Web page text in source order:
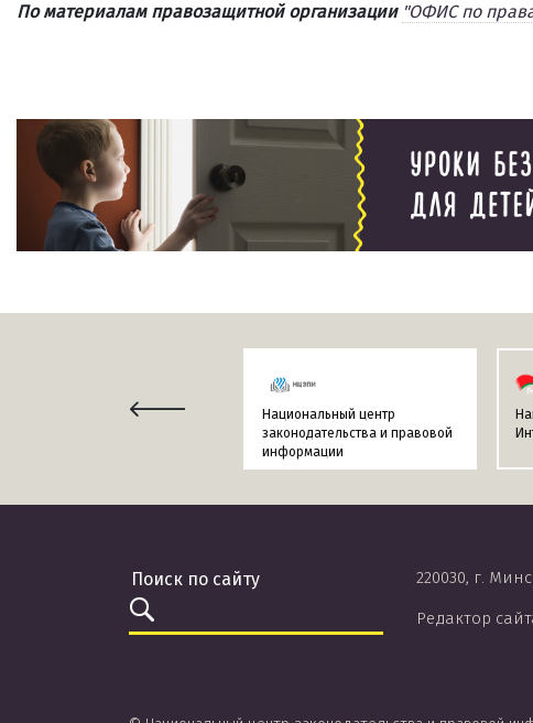
По материалам правозащитной организации "ОФИС по
Национальный центр
законодательства и правовой
информации
220030, г.
Редактор